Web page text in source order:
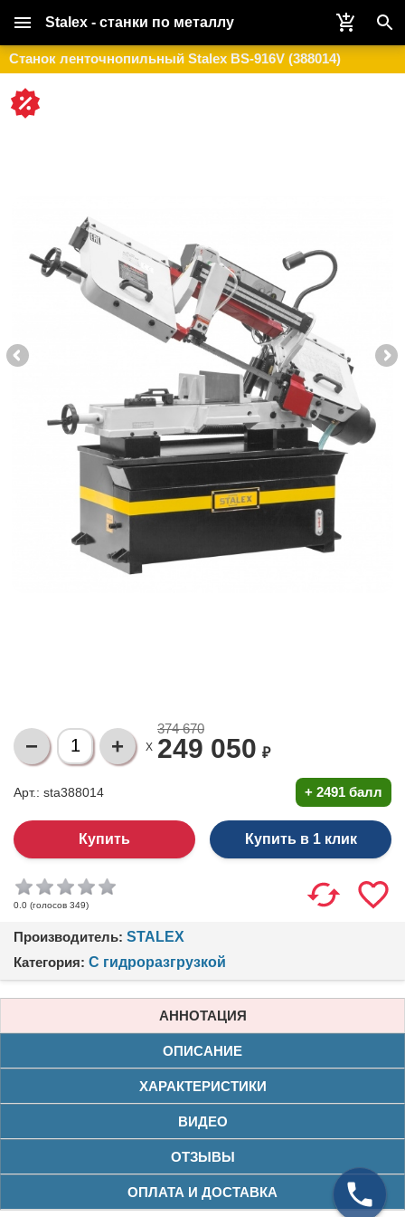
Stalex - станки по металлу
Станок ленточнопильный Stalex BS-916V (388014)
X
374 670
249 050 ₽
Арт.: sta388014 + 2491 балл
Купить в 1 клик
0.0 (голосов 349)
Производитель: STALEX
Категория: С гидроразгрузкой
АННОТАЦИЯ
ОПИСАНИЕ
ХАРАКТЕРИСТИКИ
ВИДЕО
ОТЗЫВЫ
ОПЛАТА И ДОСТАВКА